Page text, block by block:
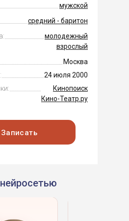
мужской
средний - баритон
молодежный
взрослый
Москва
24 июля 2000
Кинопоиск
Кино-Театр.ру
Записать